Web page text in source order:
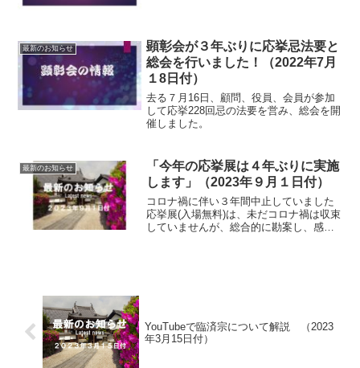
最新のお知らせ
顕彰会が３年ぶりに応挙忌法要と
総会を行いました！（2022年7月
１8日付）
去る７月16日、顧問、役員、会員が参加
して応挙228回忌の法要を営み、総会を開
催しました。
最新のお知らせ
「今年の応挙展は４年ぶりに実施
します」（2023年９月１日付）
コロナ禍に伴い３年間中止していました
応挙展(入場無料)は、未だコロナ禍は収束
していませんが、総合的に勘案し、感染
YouTubeで臨済宗について解説 （2023
年3月15日付）